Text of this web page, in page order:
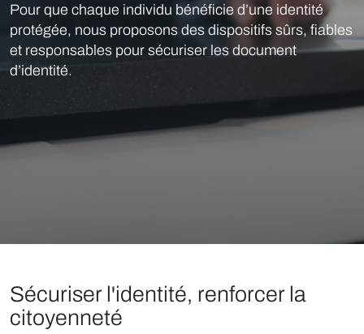
Pour que chaque individu bénéficie d’une identité
protégée, nous proposons des dispositifs sûrs, fiables
et responsables pour sécuriser les document
d’identité.
Sécuriser l'identité, renforcer la
citoyenneté